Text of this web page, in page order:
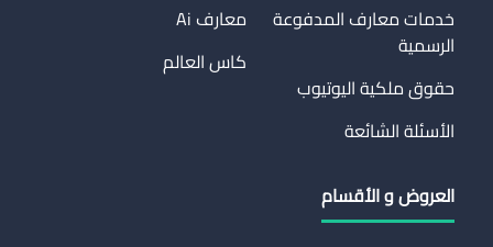
خدمات معارف المدفوعة
الرسمية
حقوق ملكية اليوتيوب
الأسئلة الشائعة
معارف Ai
كاس العالم
العروض و الأقسام